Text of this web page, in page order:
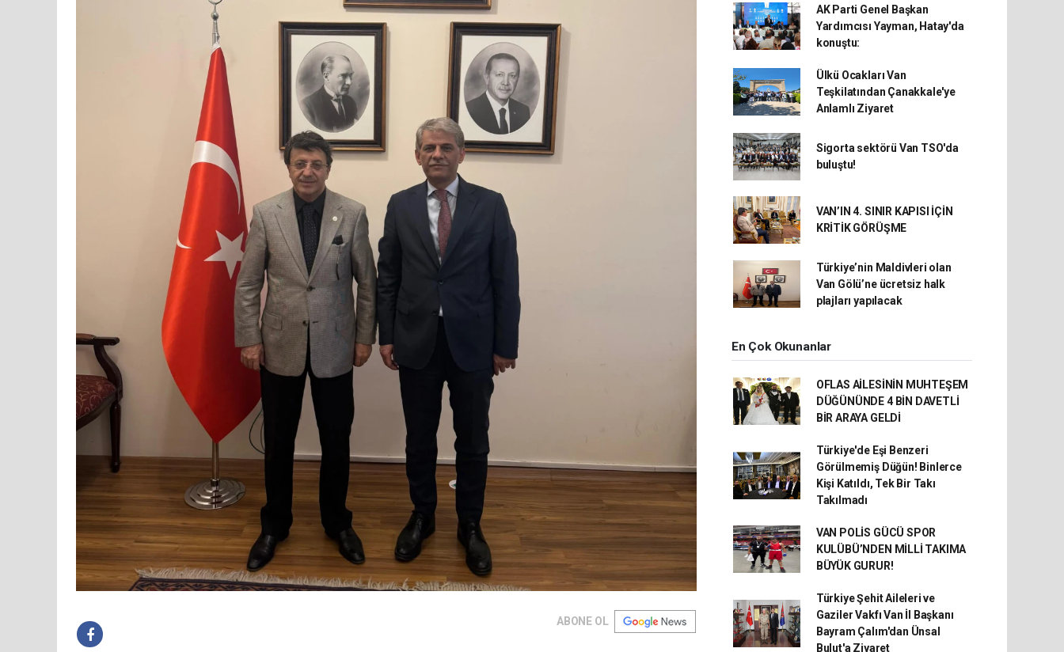
ABONE OL
AK Parti Genel Başkan
Yardımcısı Yayman, Hatay'da
konuştu:
Ülkü Ocakları Van
Teşkilatından Çanakkale'ye
Anlamlı Ziyaret
Sigorta sektörü Van TSO'da
buluştu!
VAN’IN 4. SINIR KAPISI İÇİN
KRİTİK GÖRÜŞME
Türkiye’nin Maldivleri olan
Van Gölü’ne ücretsiz halk
plajları yapılacak
En Çok Okunanlar
OFLAS AİLESİNİN MUHTEŞEM
DÜĞÜNÜNDE 4 BİN DAVETLİ
BİR ARAYA GELDİ
Türkiye'de Eşi Benzeri
Görülmemiş Düğün! Binlerce
Kişi Katıldı, Tek Bir Takı
Takılmadı
VAN POLİS GÜCÜ SPOR
KULÜBÜ’NDEN MİLLİ TAKIMA
BÜYÜK GURUR!
Türkiye Şehit Aileleri ve
Gaziler Vakfı Van İl Başkanı
Bayram Çalım'dan Ünsal
Bulut'a Ziyaret